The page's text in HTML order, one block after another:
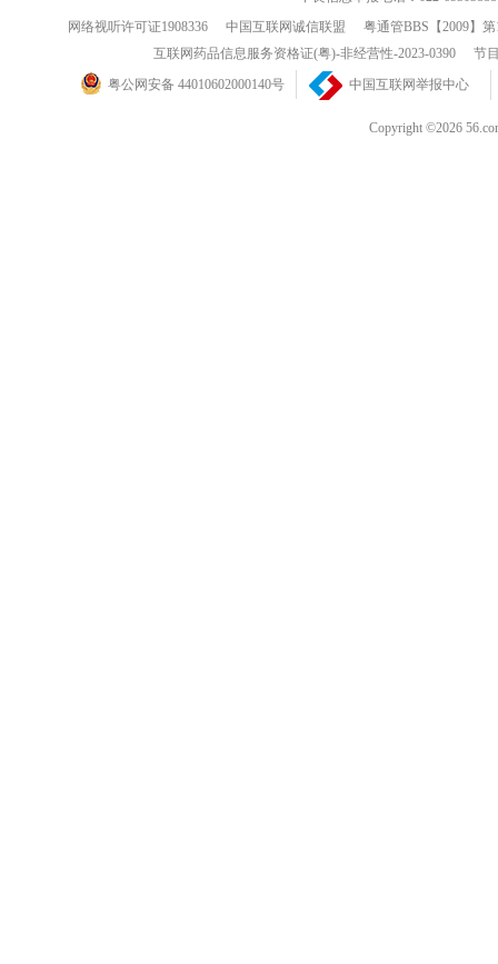
网络视听许可证1908336
中国互联网诚信联盟
粤通管BBS【2009】
互联网药品信息服务资格证(粤)-非经营性-2023-0390
节
粤公网安备 44010602000140号
中国互联网举报中心
Copyright ©2026